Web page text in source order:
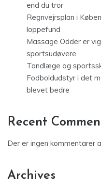
end du tror
Regnvejrsplan i
loppefund
Massage Odder er
sportsudøvere
Tandlæge og
Fodboldudstyr i det
blevet bedre
Recent
Der er ingen kommentarer
Archives